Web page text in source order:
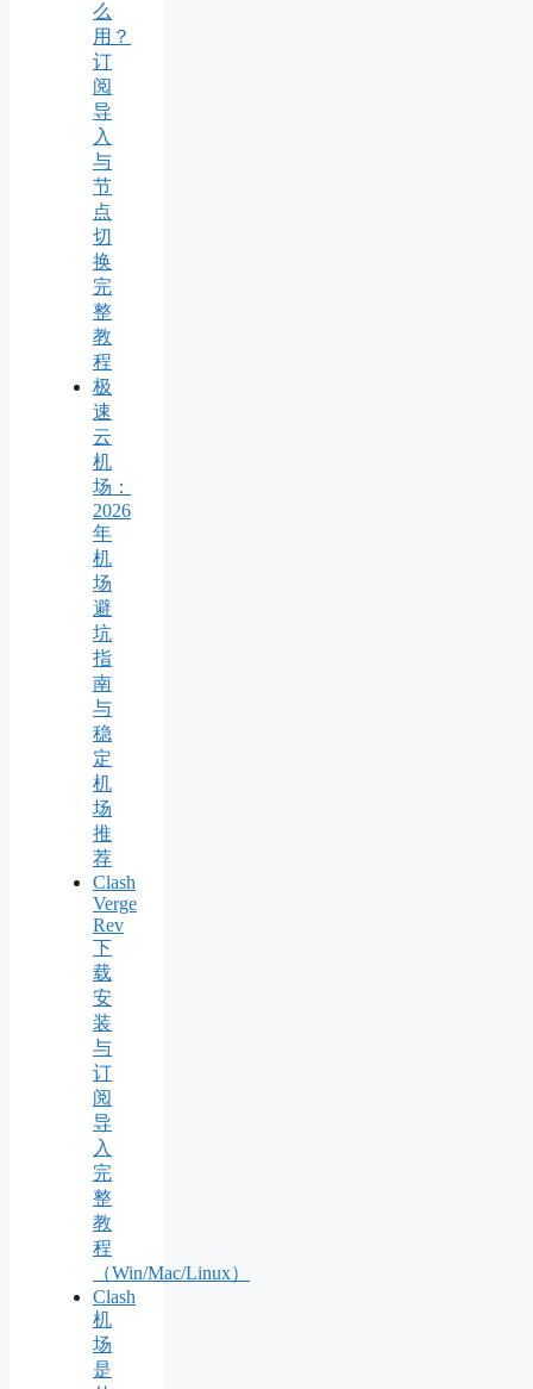
么
用？
订
阅
导
入
与
节
点
切
换
完
整
教
程
极
速
云
机
场：
2026
年
机
场
避
坑
指
南
与
稳
定
机
场
推
荐
Clash
Verge
Rev
下
载
安
装
与
订
阅
导
入
完
整
教
程
（Win/Mac/Linux）
Clash
机
场
是